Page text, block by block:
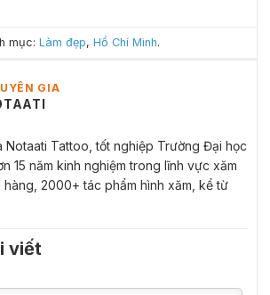
mục:Làm đẹp,Hồ Chí Minh.
GIA
Notaati Tattoo, tốt nghiệp Trường Đại học
15 năm kinh nghiệm trong lĩnh vực xăm
hàng, 2000+ tác phẩm hình xăm, kể từ
viết